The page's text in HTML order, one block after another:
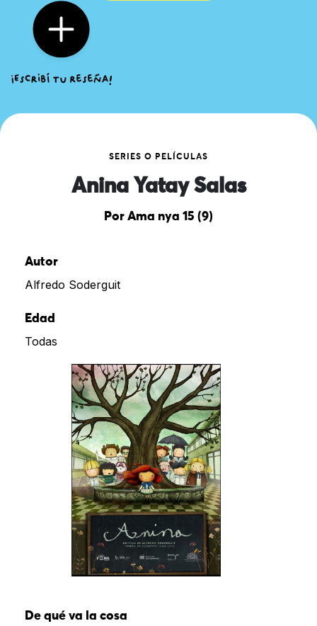
SERIES O PELÍCULAS
Anina Yatay Salas
Por Ama nya 15 (9)
Autor
Alfredo Soderguit
Edad
Todas
De qué va la cosa